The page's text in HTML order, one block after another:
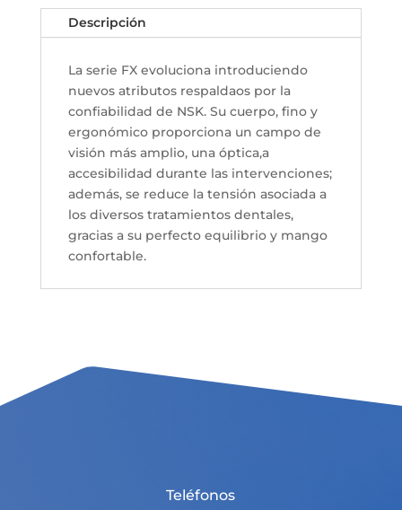
Descripción
La serie FX evoluciona introduciendo
nuevos atributos respaldaos por la
confiabilidad de NSK. Su cuerpo, fino y
ergonómico proporciona un campo de
visión más amplio, una óptica,a
accesibilidad durante las intervenciones;
además, se reduce la tensión asociada a
los diversos tratamientos dentales,
gracias a su perfecto equilibrio y mango
confortable.
Teléfonos